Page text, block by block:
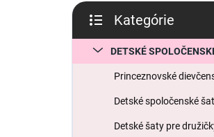
B
č
ý
kategórie
Kategórie
DETSKÉ
Princeznovské
Detské spoločenské
Detské šaty pre